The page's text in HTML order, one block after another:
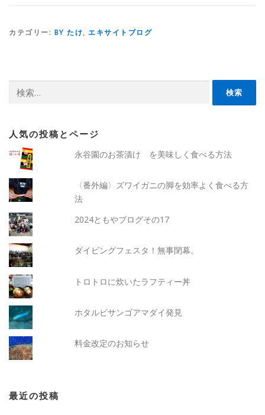
カテゴリー: BY たけ, エキサイトブログ
索:
人気の投稿とページ
永谷園のお茶漬け を美味しく食べる方法
〈番外編〉ズワイガニの脚を効率よく食べる方
法
2024ともやブログその17
ダイビングフェスタ！無事閉幕。
トロトロに炊いたラフティー丼
ホタルビサンゴアマダイ発見
料金改定のお知らせ
最近の投稿